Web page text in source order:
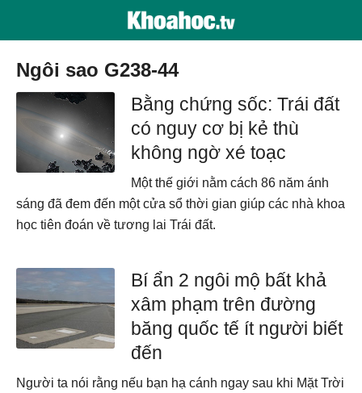
ngôi sao G238-44
Bằng chứng sốc: Trái đất
có nguy cơ bị kẻ thù
không ngờ xé toạc
Một thế giới nằm cách 86 năm ánh
sáng đã đem đến một cửa sổ thời gian giúp các nhà khoa
học tiên đoán về tương lai Trái đất.
Bí ẩn 2 ngôi mộ bất khả
xâm phạm trên đường
băng quốc tế ít người biết
đến
Người ta nói rằng nếu bạn hạ cánh ngay sau khi Mặt Trời